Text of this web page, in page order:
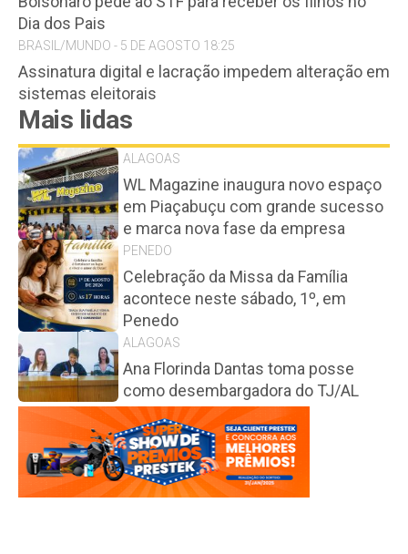
Dia dos Pais
BRASIL/MUNDO - 5 DE AGOSTO 18:25
Assinatura digital e lacração impedem alteração em
sistemas eleitorais
Mais lidas
ALAGOAS
WL Magazine inaugura novo espaço
em Piaçabuçu com grande sucesso
e marca nova fase da empresa
PENEDO
Celebração da Missa da Família
acontece neste sábado, 1º, em
Penedo
ALAGOAS
Ana Florinda Dantas toma posse
como desembargadora do TJ/AL